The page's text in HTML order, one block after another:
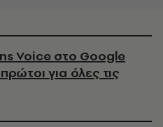
Voice στο Google
για όλες τις